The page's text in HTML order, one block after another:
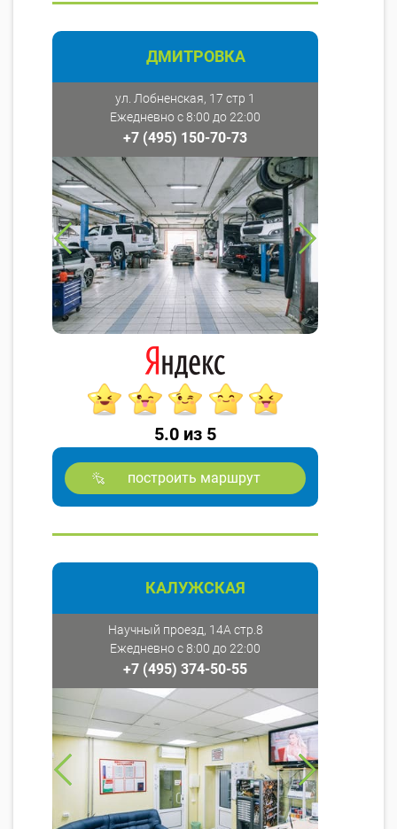
ДМИТРОВКА
ул. Лобненская, 17 стр 1
Ежедневно с 8:00 до 22:00
+7 (495) 150-70-73
5.0 из 5
построить маршрут
КАЛУЖСКАЯ
Научный проезд, 14А стр.8
Ежедневно с 8:00 до 22:00
+7 (495) 374-50-55